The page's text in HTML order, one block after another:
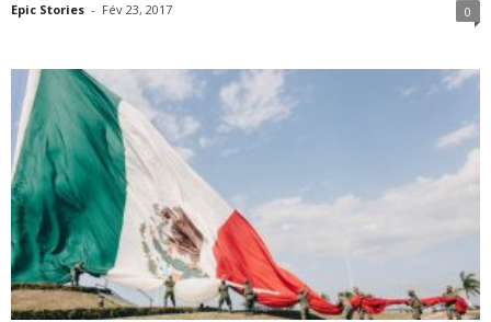
Epic Stories - Fév 23, 2017 0